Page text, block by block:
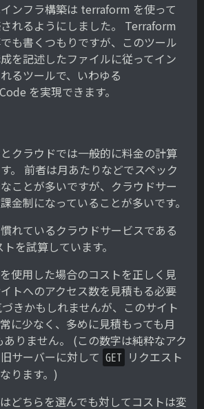
ンフラ構築は terraform を使って
れるようにしました。 Terraform
も書くつもりですが、このツール
を記述したファイルに従ってイン
るツールで、いわゆる
を実現できます。
クラウドでは一般的に料金の計算
。 前者は月あたりなどでスペック
ことが多いですが、クラウドサー
金制になっていることが多いです。
れているクラウドサービスである
を試算しています。
使用した場合のコストを正しく見
トへのアクセス数を見積もる必要
きかもしれませんが、このサイト
に少なく、多めに見積もっても月
りません。 (この数字は純粋なアク
サーバーに対して GET リクエスト
ります。)
どちらを選んでも対してコストは変